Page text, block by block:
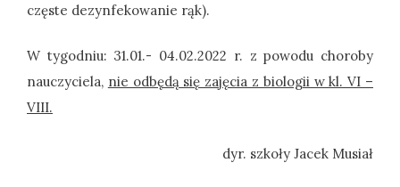
częste dezynfekowanie rąk).
W tygodniu: 31.01.- 04.02.2022 r. z powodu choroby
nauczyciela, nie odbędą się zajęcia z biologii w kl. VI –
VIII.
dyr. szkoły Jacek Musiał